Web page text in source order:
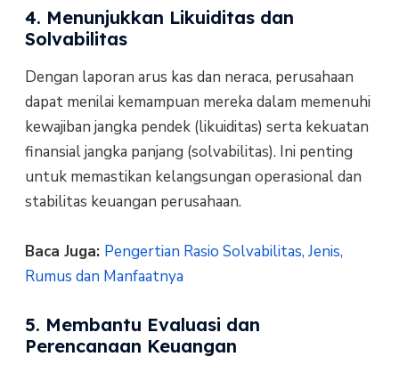
4. Menunjukkan Likuiditas dan
Solvabilitas
Dengan laporan arus kas dan neraca, perusahaan
dapat menilai kemampuan mereka dalam memenuhi
kewajiban jangka pendek (likuiditas) serta kekuatan
finansial jangka panjang (solvabilitas). Ini penting
untuk memastikan kelangsungan operasional dan
stabilitas keuangan perusahaan.
Baca Juga: Pengertian Rasio Solvabilitas, Jenis,
Rumus dan Manfaatnya
5. Membantu Evaluasi dan
Perencanaan Keuangan